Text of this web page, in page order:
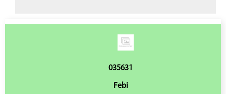
035631
Febi